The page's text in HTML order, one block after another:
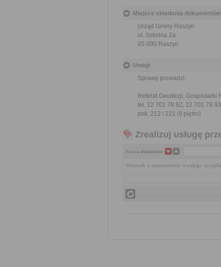
Miejsce składania dokumentów
Urząd Gminy Raszyn
ul. Szkolna 2a
05-090 Raszyn
Uwagi
Sprawę prowadzi:
Referat Geodezji, Gospodarki
tel. 22 701 78 92, 22 701 78 93
pok. 212 i 221 (II piętro)
Zrealizuj usługę
Nazwa dokumentu
Wniosek o ustanowienie trwałego